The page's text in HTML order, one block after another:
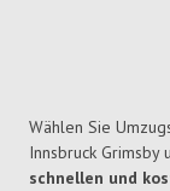
Wählen Sie
Innsbruck
schnellen und